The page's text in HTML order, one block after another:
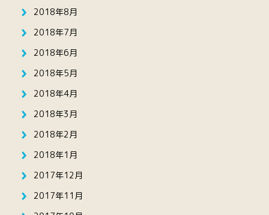
2018年8月
2018年7月
2018年6月
2018年5月
2018年4月
2018年3月
2018年2月
2018年1月
2017年12月
2017年11月